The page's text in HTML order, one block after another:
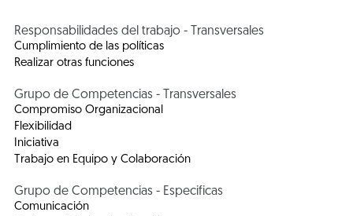
Responsabilidades del trabajo - Transversales
Cumplimiento de las políticas
Realizar otras funciones
Grupo de Competencias - Transversales
Compromiso Organizacional
Flexibilidad
Iniciativa
Trabajo en Equipo y Colaboración
Grupo de Competencias - Especificas
Comunicación